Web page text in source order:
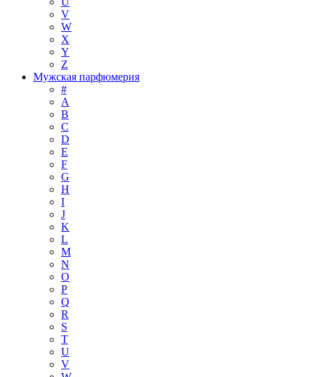
V
W
X
Y
Z
Мужская парфюмерия
#
A
B
C
D
E
F
G
H
I
J
K
L
M
N
O
P
Q
R
S
T
U
V